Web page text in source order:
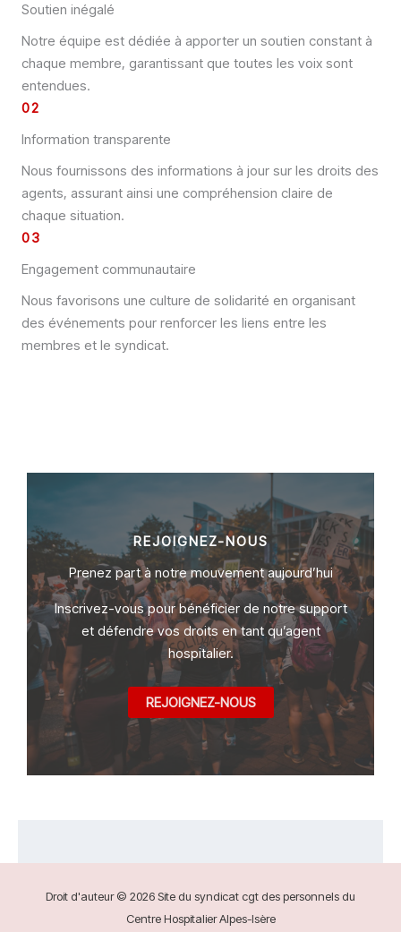
Soutien inégalé
Notre équipe est dédiée à apporter un soutien constant à
chaque membre, garantissant que toutes les voix sont
entendues.
02
Information transparente
Nous fournissons des informations à jour sur les droits des
agents, assurant ainsi une compréhension claire de
chaque situation.
03
Engagement communautaire
Nous favorisons une culture de solidarité en organisant
des événements pour renforcer les liens entre les
membres et le syndicat.
REJOIGNEZ-NOUS
Prenez part à notre mouvement aujourd’hui
Inscrivez-vous pour bénéficier de notre support
et défendre vos droits en tant qu’agent
hospitalier.
REJOIGNEZ-NOUS
Droit d'auteur © 2026 Site du syndicat cgt des personnels du
Centre Hospitalier Alpes-Isère